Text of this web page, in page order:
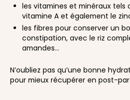
les vitamines et minéraux tels
vitamine A et également le
les fibres pour conserver un
constipation, avec le riz
amandes…
N’oubliez pas qu’une bonne
pour mieux récupérer en post-